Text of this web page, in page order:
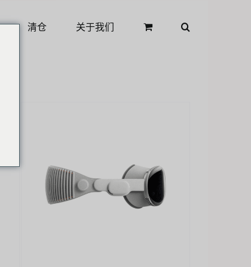
清仓 关于我们